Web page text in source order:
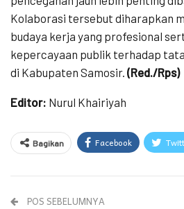
Kolaborasi tersebut diharapkan
budaya kerja yang profesional
kepercayaan publik terhadap
di Kabupaten Samosir. (Red./Rps)
Editor: Nurul Khairiyah
Bagikan Facebook
POS SEBELUMNYA